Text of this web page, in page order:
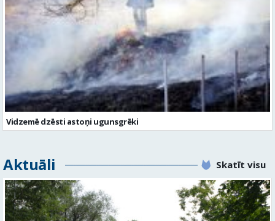
Vidzemē dzēsti astoņi ugunsgrēki
Aktuāli Skatīt visu